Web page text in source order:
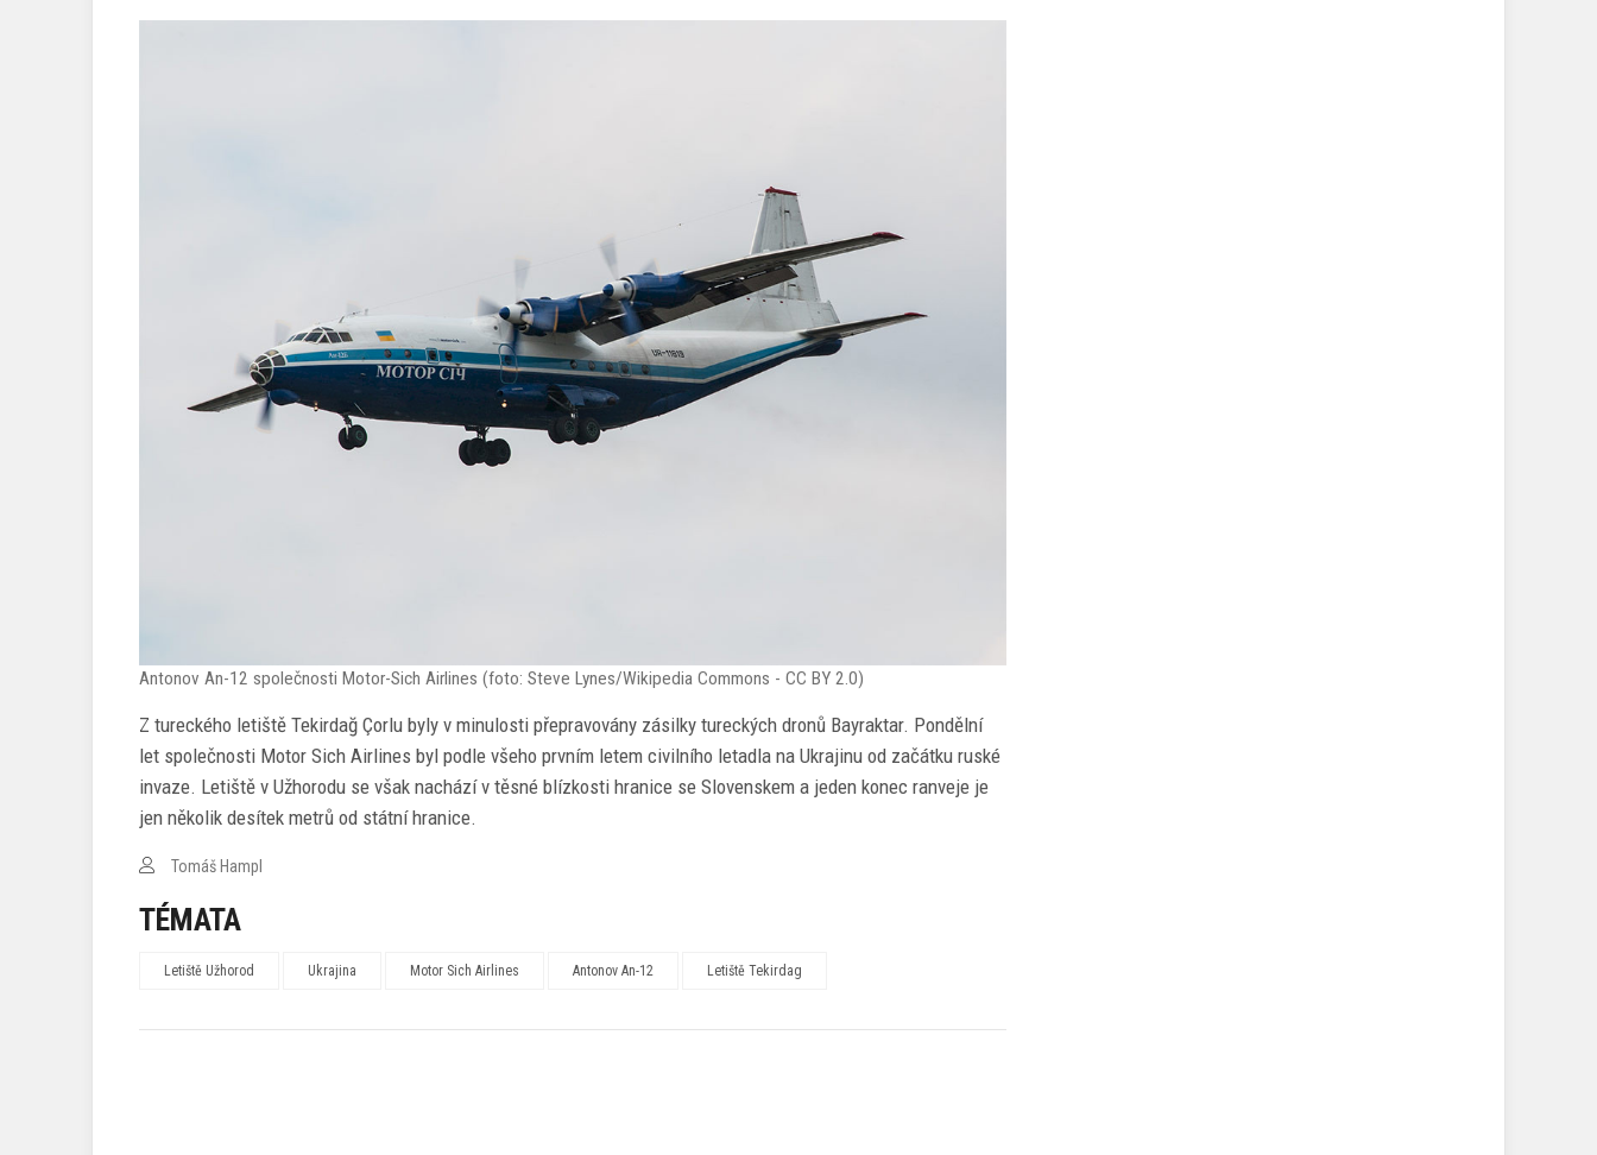
Antonov An-12 společnosti Motor-Sich Airlines (foto: Steve Lynes/Wikipedia Commons - CC BY 2.0)
Z tureckého letiště Tekirdağ Çorlu byly v minulosti přepravovány zásilky tureckých dronů Bayraktar. Pondělní
let společnosti Motor Sich Airlines byl podle všeho prvním letem civilního letadla na Ukrajinu od začátku ruské
invaze. Letiště v Užhorodu se však nachází v těsné blízkosti hranice se Slovenskem a jeden konec ranveje je
jen několik desítek metrů od státní hranice.
Tomáš Hampl
TÉMATA
Letiště Užhorod Ukrajina Motor Sich Airlines Antonov An-12 Letiště Tekirdag